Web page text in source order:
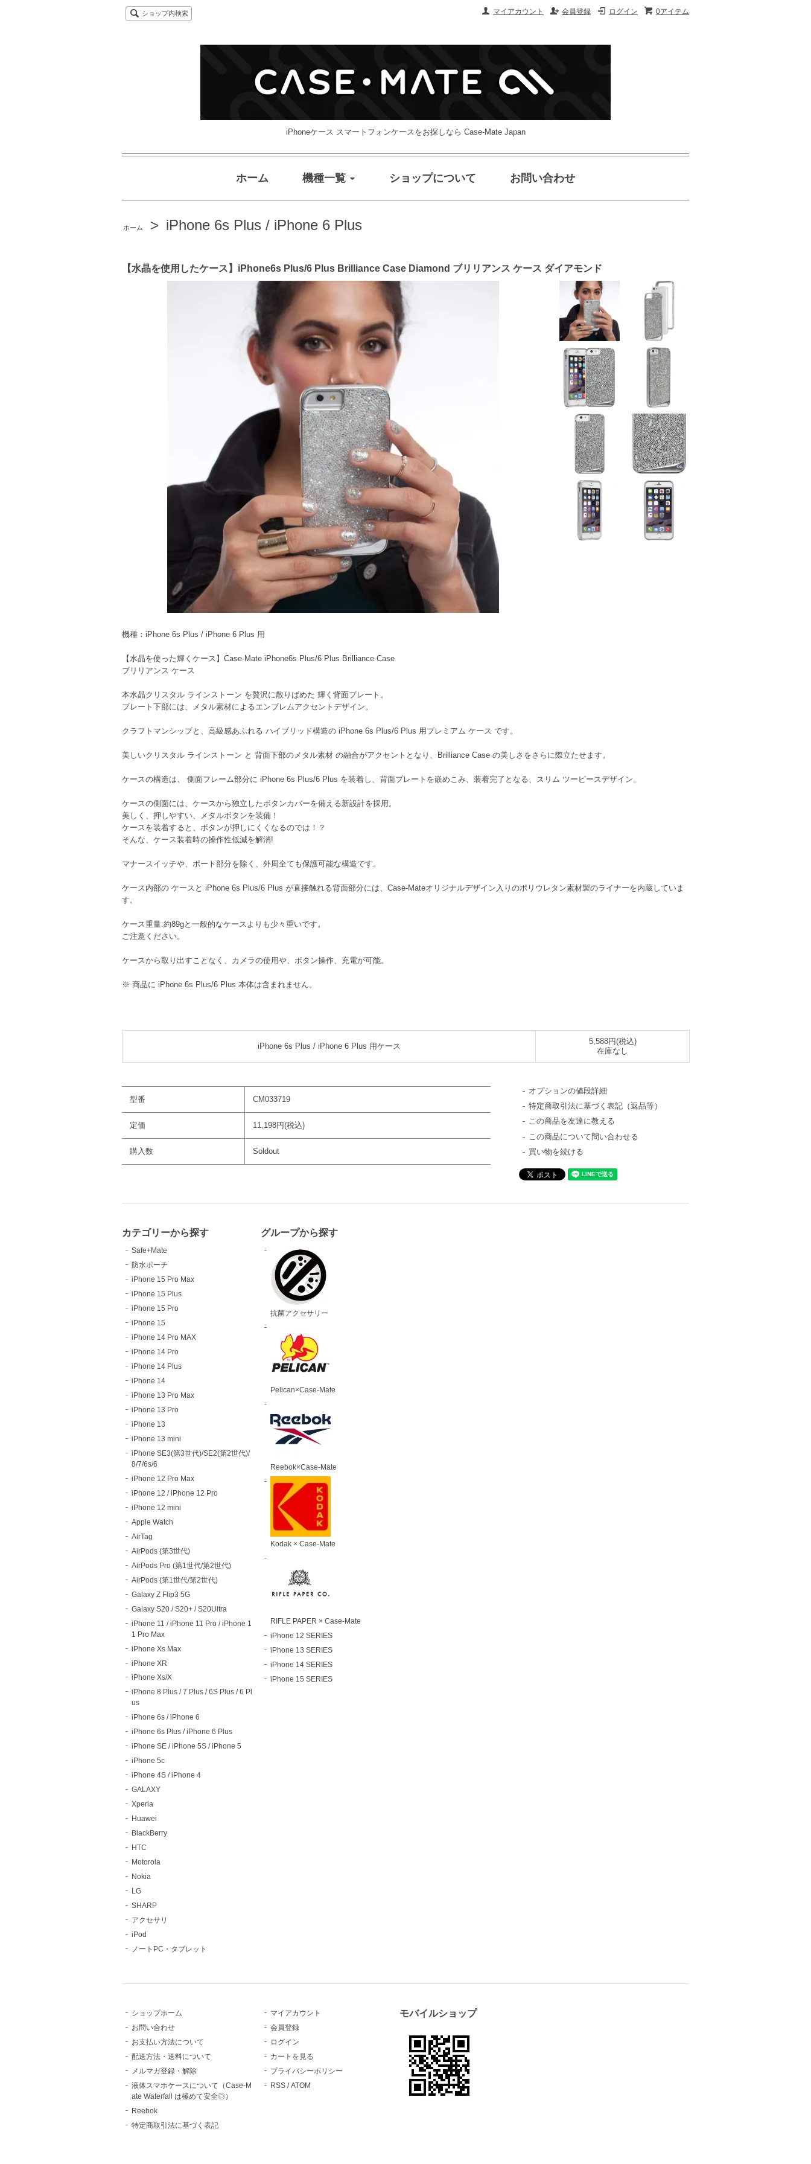
0アイテム
ログイン
会員登録
マイアカウント
ショップ内検索
iPhoneケース スマートフォンケースをお探しなら Case-Mate Japan
ホーム 機種一覧 ショップについて お問い合わせ
ホーム > iPhone 6s Plus / iPhone 6 Plus
【水晶を使用したケース】iPhone6s Plus/6 Plus Brilliance Case Diamond ブリリアンス ケース ダイアモンド
機種：iPhone 6s Plus / iPhone 6 Plus 用
【水晶を使った輝くケース】Case-Mate iPhone6s Plus/6 Plus Brilliance Case
ブリリアンス ケース
本水晶クリスタル ラインストーン を贅沢に散りばめた 輝く背面プレート。
プレート下部には、メタル素材によるエンブレムアクセントデザイン。
クラフトマンシップと、高級感あふれる ハイブリッド構造の iPhone 6s Plus/6 Plus 用プレミアム ケース です。
美しいクリスタル ラインストーン と 背面下部のメタル素材 の融合がアクセントとなり、Brilliance Case の美しさをさらに際立たせます。
ケースの構造は、 側面フレーム部分に iPhone 6s Plus/6 Plus を装着し、背面プレートを嵌めこみ、装着完了となる、スリム ツーピースデザイン。
ケースの側面には、ケースから独立したボタンカバーを備える新設計を採用。
美しく、押しやすい、メタルボタンを装備！
ケースを装着すると、ボタンが押しにくくなるのでは！？
そんな、ケース装着時の操作性低減を解消!
マナースイッチや、ポート部分を除く、外周全ても保護可能な構造です。
ケース内部の ケースと iPhone 6s Plus/6 Plus が直接触れる背面部分には、Case-Mateオリジナルデザイン入りのポリウレタン素材製のライナーを内蔵していま
す。
ケース重量:約89gと一般的なケースよりも少々重いです。
ご注意ください。
ケースから取り出すことなく、カメラの使用や、ボタン操作、充電が可能。
※ 商品に iPhone 6s Plus/6 Plus 本体は含まれません。
iPhone 6s Plus / iPhone 6 Plus 用ケース
5,588円(税込)
在庫なし
型番 CM033719
定価 11,198円(税込)
購入数 Soldout
オプションの値段詳細
特定商取引法に基づく表記（返品等）
この商品を友達に教える
この商品について問い合わせる
買い物を続ける
カテゴリーから探す
Safe+Mate
防水ポーチ
iPhone 15 Pro Max
iPhone 15 Plus
iPhone 15 Pro
iPhone 15
iPhone 14 Pro MAX
iPhone 14 Pro
iPhone 14 Plus
iPhone 14
iPhone 13 Pro Max
iPhone 13 Pro
iPhone 13
iPhone 13 mini
iPhone SE3(第3世代)/SE2(第2世代)/
8/7/6s/6
iPhone 12 Pro Max
iPhone 12 / iPhone 12 Pro
iPhone 12 mini
Apple Watch
AirTag
AirPods (第3世代)
AirPods Pro (第1世代/第2世代)
AirPods (第1世代/第2世代)
Galaxy Z Flip3 5G
Galaxy S20 / S20+ / S20Ultra
iPhone 11 / iPhone 11 Pro / iPhone 1
1 Pro Max
iPhone Xs Max
iPhone XR
iPhone Xs/X
iPhone 8 Plus / 7 Plus / 6S Plus / 6 Pl
us
iPhone 6s / iPhone 6
iPhone 6s Plus / iPhone 6 Plus
iPhone SE / iPhone 5S / iPhone 5
iPhone 5c
iPhone 4S / iPhone 4
GALAXY
Xperia
Huawei
BlackBerry
HTC
Motorola
Nokia
LG
SHARP
アクセサリ
iPod
ノートPC・タブレット
グループから探す
抗菌アクセサリー
Pelican×Case-Mate
Reebok×Case-Mate
Kodak × Case-Mate
RIFLE PAPER × Case-Mate
iPhone 12 SERIES
iPhone 13 SERIES
iPhone 14 SERIES
iPhone 15 SERIES
ショップホーム
お問い合わせ
お支払い方法について
配送方法・送料について
メルマガ登録・解除
液体スマホケースについて（Case-M
ate Waterfall は極めて安全◎）
Reebok
特定商取引法に基づく表記
マイアカウント
会員登録
ログイン
カートを見る
プライバシーポリシー
RSS /ATOM
モバイルショップ